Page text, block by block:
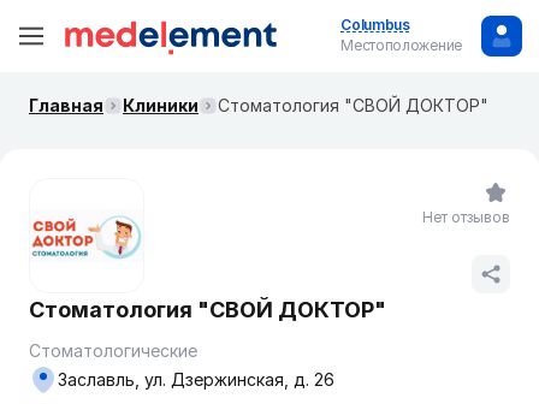
Columbus
Местоположение
Главная Клиники Стоматология "СВОЙ ДОКТОР"
Стоматология "СВОЙ ДОКТОР"
Стоматологические
Заславль, ул. Дзержинская, д. 26
Нет отзывов